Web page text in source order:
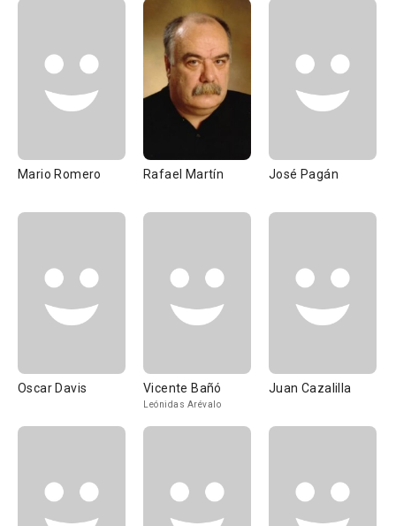
Mario Romero Rafael Martín José Pagán
Oscar Davis Vicente Bañó
Leónidas Arévalo
Juan Cazalilla